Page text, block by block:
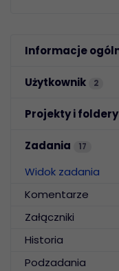
Informacje
Użytkownik 2
Projekty i foldery
Zadania 17
Widok zadania
Komentarze
Załączniki
Historia
Podzadania